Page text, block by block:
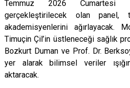
Temmuz 2026 Cumartesi
gerçekleştirilecek olan panel,
akademisyenlerini ağırlayacak.
Timuçin Çil’in üstleneceği sağlık
Bozkurt Duman ve Prof. Dr.
yer alarak bilimsel veriler
aktaracak.